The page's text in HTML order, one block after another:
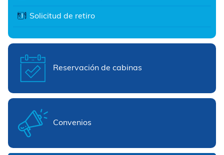
Solicitud de retiro
Reservación de cabinas
Convenios